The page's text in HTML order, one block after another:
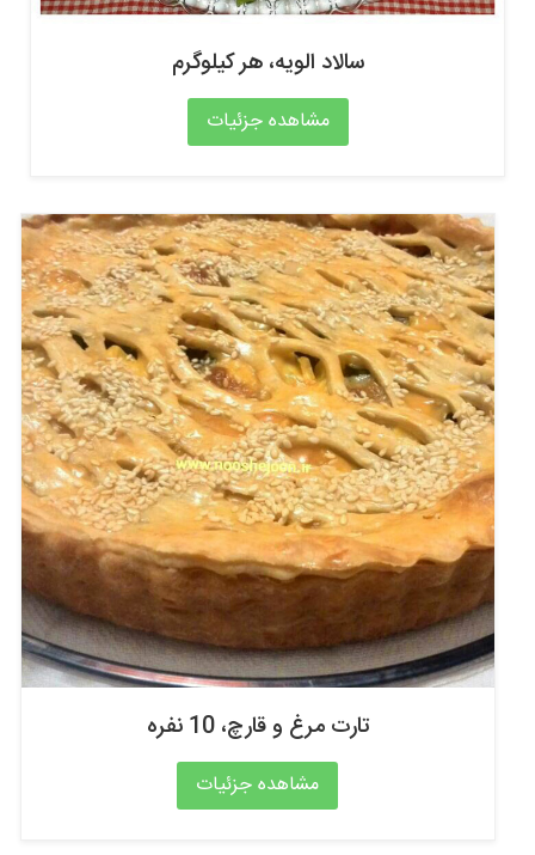
سالاد الویه، هر کیلوگرم
مشاهده جزئیات
تارت مرغ و قارچ، 10 نفره
مشاهده جزئیات